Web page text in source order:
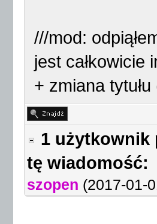
///mod:
jest całkowicie
+ zmiana
1 użytkownik
tę wiadomość:
szopen (2017-01-